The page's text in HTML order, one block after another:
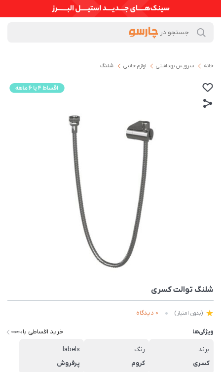
خانه سرویس بهداشتی لوازم جانبی شلنگ
شلنگ توالت کسری
(بدون امتیاز) 0 دیدگاه
ویژگی‌ها خرید اقساطی با
برند
کسری
رنگ
کروم
labels
پرفروش